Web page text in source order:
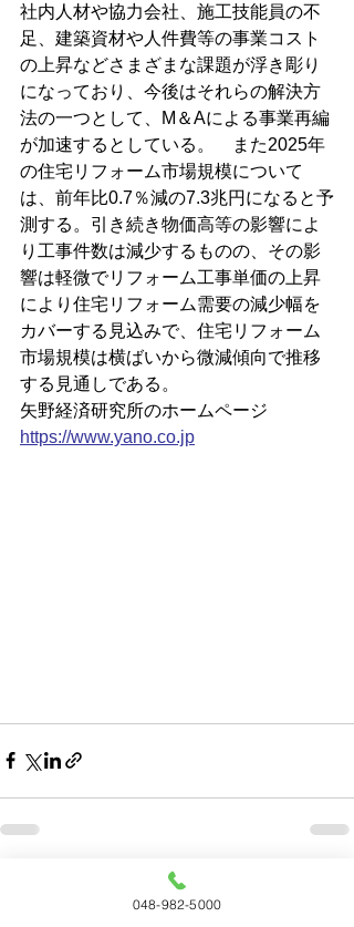
社内人材や協力会社、施工技能員の不
足、建築資材や人件費等の事業コスト
の上昇などさまざまな課題が浮き彫り
になっており、今後はそれらの解決方
法の一つとして、M＆Aによる事業再編
が加速するとしている。　また2025年
の住宅リフォーム市場規模について
は、前年比0.7％減の7.3兆円になると予
測する。引き続き物価高等の影響によ
り工事件数は減少するものの、その影
響は軽微でリフォーム工事単価の上昇
により住宅リフォーム需要の減少幅を
カバーする見込みで、住宅リフォーム
市場規模は横ばいから微減傾向で推移
する見通しである。
矢野経済研究所のホームページ
https://www.yano.co.jp
048-982-5000